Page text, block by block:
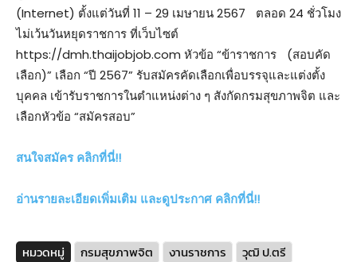
(Internet) ตั้งแต่วันที่ 11 – 29 เมษายน 2567 ตลอด 24 ชั่วโมง
ไม่เว้นวันหยุดราชการ ที่เว็บไซต์
https://dmh.thaijobjob.com หัวข้อ “ข้าราชการ (สอบคัด
เลือก)” เลือก “ปี 2567” รับสมัครคัดเลือกเพื่อบรรจุและแต่งตั้ง
บุคคล เข้ารับราชการในตำแหน่งต่าง ๆ สังกัดกรมสุขภาพจิต และ
เลือกหัวข้อ “สมัครสอบ”
สนใจสมัคร คลิกที่นี่!!
อ่านรายละเอียดเพิ่มเติม และดูประกาศ คลิกที่นี่!!
หมวดหมู่ กรมสุขภาพจิต งานราชการ
วุฒิ ป.ตรี